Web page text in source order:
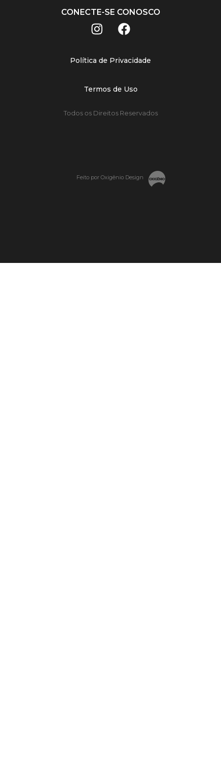
CONECTE-SE CONOSCO
Política de Privacidade
Termos de Uso
Todos os Direitos Reservados
Feito por Oxigênio Design